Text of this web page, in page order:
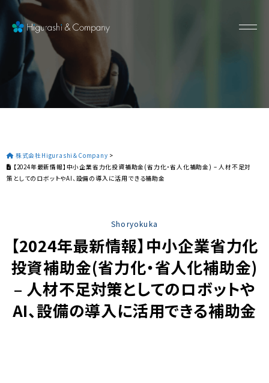
株式会社Higurashi＆Company >
【2024年最新情報】中小企業省力化投資補助金(省力化・省人化補助金) – 人材不足対
策としてのロボットやAI、設備の導入に活用できる補助金
Shoryokuka
【2024年最新情報】中小企業省力化
投資補助金(省力化・省人化補助金)
– 人材不足対策としてのロボットや
AI、設備の導入に活用できる補助金